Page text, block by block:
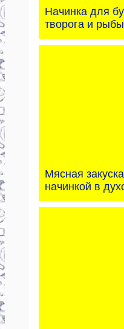
Начинка для
творога и рыбы
Мясная
начинкой в